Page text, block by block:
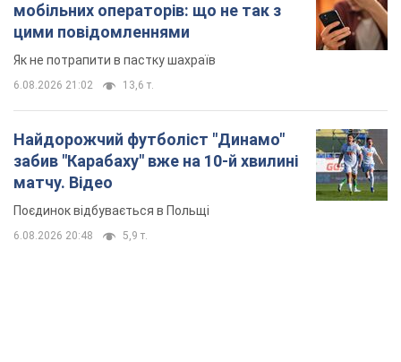
мобільних операторів: що не так з
цими повідомленнями
Як не потрапити в пастку шахраїв
6.08.2026 21:02 13,6 т.
Найдорожчий футболіст "Динамо"
забив "Карабаху" вже на 10-й хвилині
матчу. Відео
Поєдинок відбувається в Польщі
6.08.2026 20:48 5,9 т.